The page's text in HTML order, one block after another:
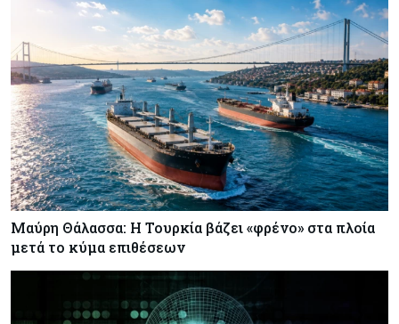
Μαύρη Θάλασσα: Η Τουρκία βάζει «φρένο» στα πλοία
μετά το κύμα επιθέσεων